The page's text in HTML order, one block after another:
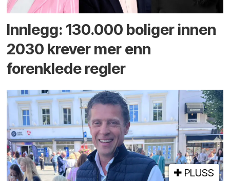
Innlegg: 130.000 boliger innen
2030 krever mer enn
forenklede regler
PLUSS